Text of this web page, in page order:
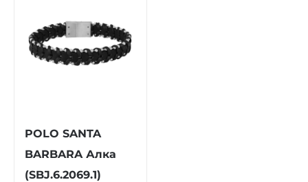
POLO SANTA
BARBARA Алка
(SBJ.6.2069.1)